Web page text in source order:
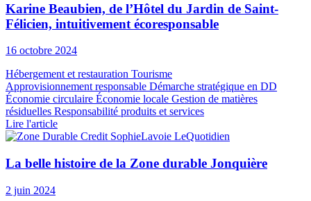
Karine Beaubien, de l’Hôtel du Jardin de Saint-
Félicien, intuitivement écoresponsable
16 octobre 2024
Hébergement et restauration Tourisme
Approvisionnement responsable Démarche stratégique en DD
Économie circulaire Économie locale Gestion de matières
résiduelles Responsabilité produits et services
Lire l'article
La belle histoire de la Zone durable Jonquière
2 juin 2024